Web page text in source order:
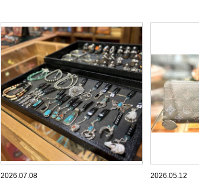
2026.07.08
2026.05.12